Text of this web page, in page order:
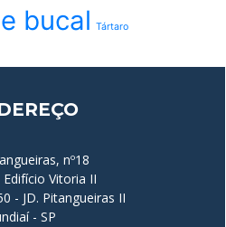
bucal Tártaro
nº18
Edifício Vitoria II
- JD. Pitangueiras II
- SP